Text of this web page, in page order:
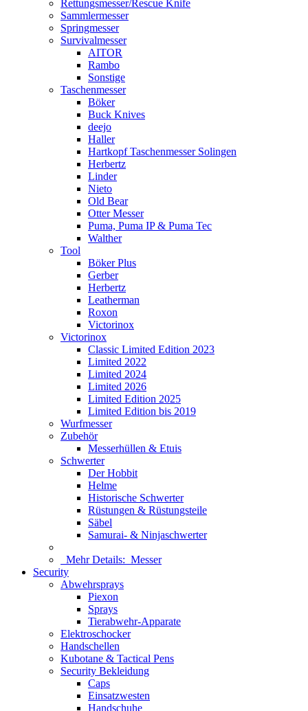
Rettungsmesser/Rescue Knife
Sammlermesser
Springmesser
Survivalmesser
AITOR
Rambo
Sonstige
Taschenmesser
Böker
Buck Knives
deejo
Haller
Hartkopf Taschenmesser Solingen
Herbertz
Linder
Nieto
Old Bear
Otter Messer
Puma, Puma IP & Puma Tec
Walther
Tool
Böker Plus
Gerber
Herbertz
Leatherman
Roxon
Victorinox
Victorinox
Classic Limited Edition 2023
Limited 2022
Limited 2024
Limited 2026
Limited Edition 2025
Limited Edition bis 2019
Wurfmesser
Zubehör
Messerhüllen & Etuis
Schwerter
Der Hobbit
Helme
Historische Schwerter
Rüstungen & Rüstungsteile
Säbel
Samurai- & Ninjaschwerter
Mehr Details: Messer
Security
Abwehrsprays
Piexon
Sprays
Tierabwehr-Apparate
Elektroschocker
Handschellen
Kubotane & Tactical Pens
Security Bekleidung
Caps
Einsatzwesten
Handschuhe